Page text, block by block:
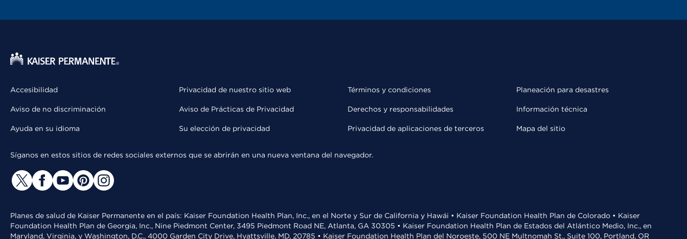
Accesibilidad
Aviso de no discriminación
Ayuda en su idioma
Privacidad de nuestro sitio web
Aviso de Prácticas de Privacidad
Su elección de privacidad
Términos y condiciones
Derechos y responsabilidades
Privacidad de aplicaciones de terceros
Planeación para desastres
Información técnica
Mapa del sitio
Síganos en estos sitios de redes sociales externos que se abrirán en una nueva ventana del navegador.
Planes de salud de Kaiser Permanente en el país: Kaiser Foundation Health Plan, Inc., en el Norte y Sur de California y Hawái • Kaiser Foundation Health Plan de Colorado • Kaiser
Foundation Health Plan de Georgia, Inc., Nine Piedmont Center, 3495 Piedmont Road NE, Atlanta, GA 30305 • Kaiser Foundation Health Plan de Estados del Atlántico Medio, Inc., en
Maryland, Virginia, y Washington, D.C., 4000 Garden City Drive, Hyattsville, MD, 20785 • Kaiser Foundation Health Plan del Noroeste, 500 NE Multnomah St., Suite 100, Portland, OR